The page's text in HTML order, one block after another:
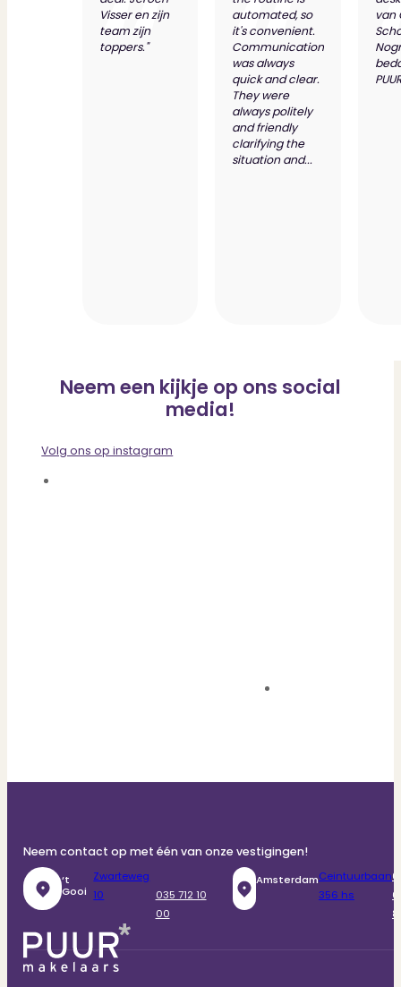
Visser en zijn
team zijn
toppers."
automated, so
it's convenient.
Communication
was always
quick and clear.
They were
always politely
and friendly
clarifying the
situation and...
van
Neem een kijkje op ons social
media!
Volg ons op instagram
Neem contact op met één van onze vestigingen!
‘t
Gooi
Zwarteweg
10
035 712 10
00
AmsterdamCeintuurbaan
356 hs